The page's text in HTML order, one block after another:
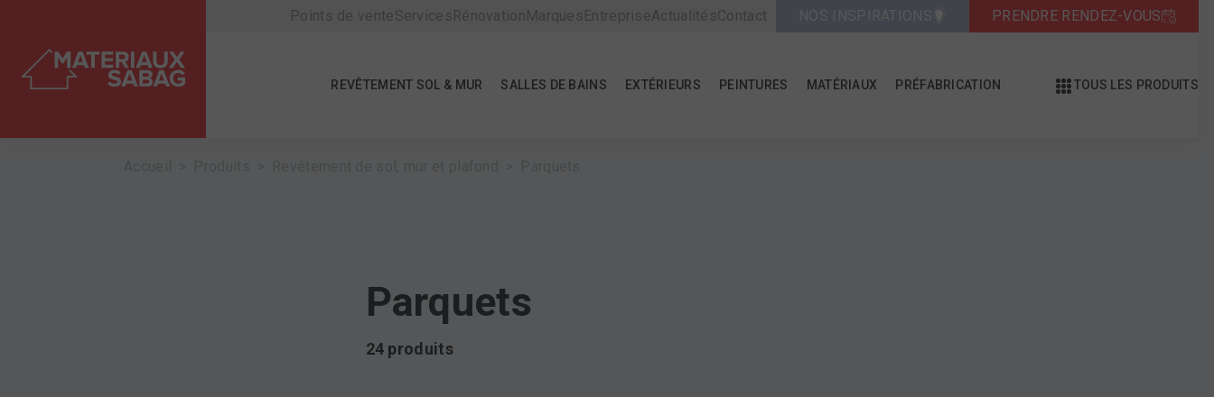
REVÊTEMENT SOL & MUR SALLES DE BAINS EXTÉRIEURS PEINTURES MATÉRIAUX PRÉFABRICATION TOUS LES PRODUITS
Points de venteServicesRénovationMarquesEntrepriseActualitésContact PRENDRE RENDEZ-VOUS
Parquets
24 produits